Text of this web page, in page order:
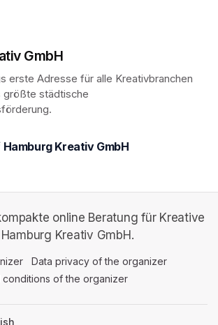
GmbH
erste Adresse für alle Kreativbranchen
größte städtische
Kreativ GmbH
online Beratung für Kreative
Kreativ GmbH.
(opens in a new tab)
Data privacy of the organizer
conditions of the organizer